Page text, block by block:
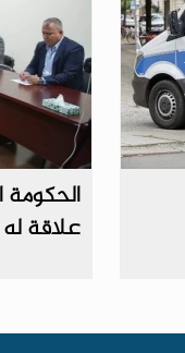
الحكومة
علاقة له